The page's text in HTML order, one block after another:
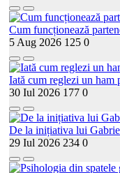
Cum funcționează
5 Aug 2026 125 0
Iată cum reglezi un ham
30 Iul 2026 177 0
De la inițiativa lui
29 Iul 2026 234 0